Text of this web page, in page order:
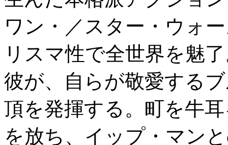
ワン・／スター・ウォ
リスマ性で全世界を魅
彼が、自らが敬愛する
頂を発揮する。町を牛
を放ち、イップ・マン